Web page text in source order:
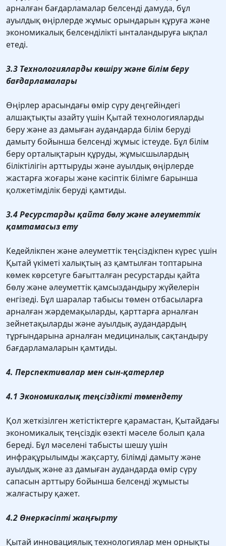
арналған бағдарламалар белсенді дамуда, бұл
ауылдық өңірлерде жұмыс орындарын құруға және
экономикалық белсенділікті ынталандыруға ықпал
етеді.
3.3 Технологияларды көшіру және білім беру
бағдарламалары
Өңірлер арасындағы өмір сүру деңгейіндегі
алшақтықты азайту үшін Қытай технологияларды
беру және аз дамыған аудандарда білім беруді
дамыту бойынша белсенді жұмыс істеуде. Бұл білім
беру орталықтарын құруды, жұмысшылардың
біліктілігін арттыруды және ауылдық өңірлерде
жастарға жоғары және кәсіптік білімге барынша
қолжетімділік беруді қамтиды.
3.4 Ресурстарды қайта бөлу және әлеуметтік
қамтамасыз ету
Кедейлікпен және әлеуметтік теңсіздікпен күрес үшін
Қытай үкіметі халықтың аз қамтылған топтарына
көмек көрсетуге бағытталған ресурстарды қайта
бөлу және әлеуметтік қамсыздандыру жүйелерін
енгізеді. Бұл шаралар табысы төмен отбасыларға
арналған жәрдемақыларды, қарттарға арналған
зейнетақыларды және ауылдық аудандардың
тұрғындарына арналған медициналық сақтандыру
бағдарламаларын қамтиды.
4. Перспективалар мен сын-қатерлер
4.1 Экономикалық теңсіздікті төмендету
Қол жеткізілген жетістіктерге қарамастан, Қытайдағы
экономикалық теңсіздік өзекті мәселе болып қала
береді. Бұл мәселені табысты шешу үшін
инфрақұрылымды жақсарту, білімді дамыту және
ауылдық және аз дамыған аудандарда өмір сүру
сапасын арттыру бойынша белсенді жұмысты
жалғастыру қажет.
4.2 Өнеркәсіпті жаңғырту
Қытай инновациялық технологиялар мен орнықты